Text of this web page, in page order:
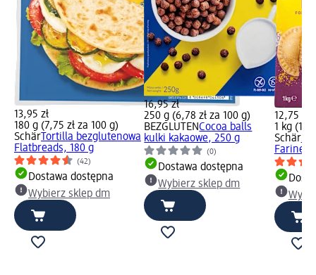
13,95 zł
180 g (7,75 zł za 100 g)
SchärTortilla bezglutenowa
Flatbreads, 180 g
(42)
Dostawa dostępna
Wybierz sklep dm
16,95 zł
250 g (6,78 zł za 100 g)
BEZGLUTENCocoa balls
kulki kakaowe, 250 g
(0)
Dostawa dostępna
Wybierz sklep dm
12,75 zł
1 kg
Schär
Farine,